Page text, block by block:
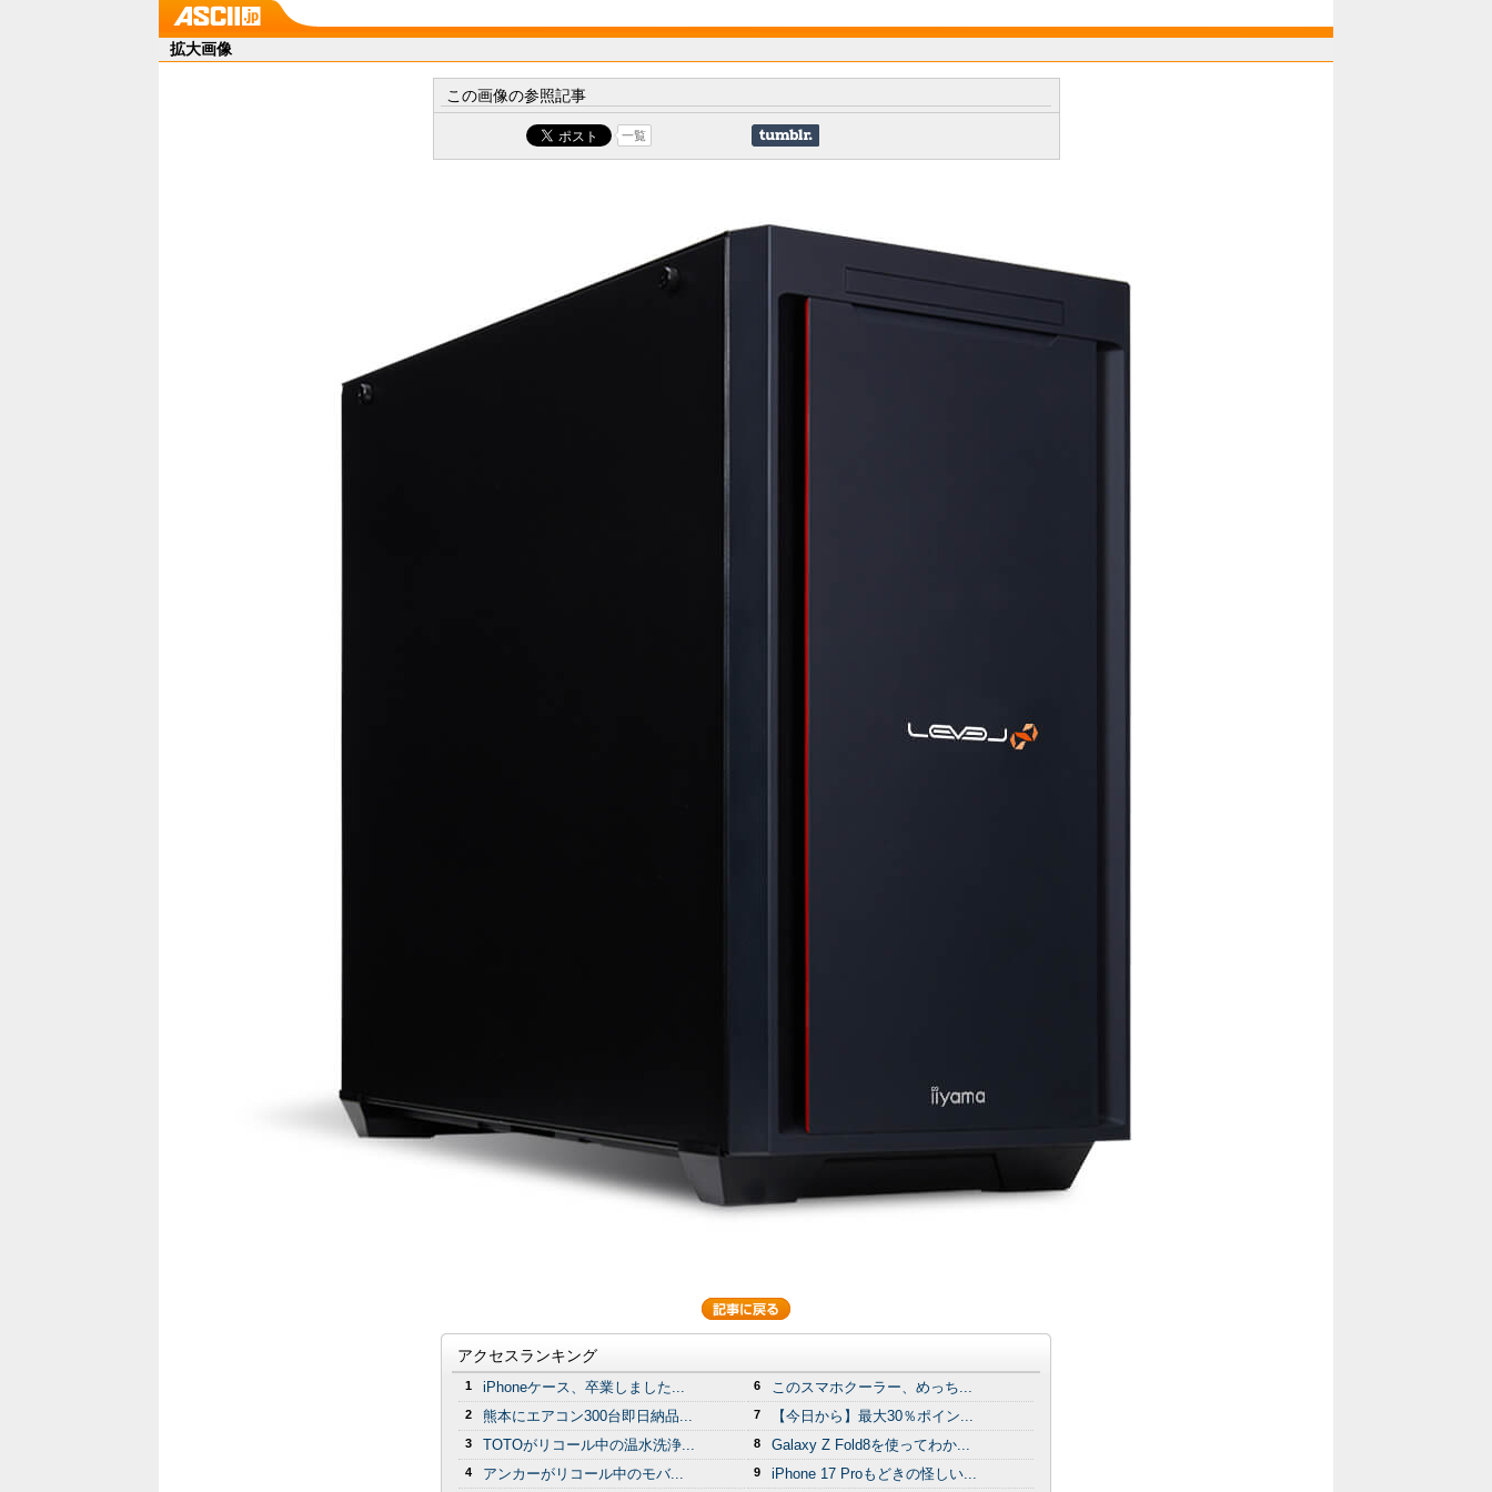
拡大画像
この画像の参照記事
一覧
アクセスランキング
1 iPhoneケース、卒業しました...
2 熊本にエアコン300台即日納品...
3 TOTOがリコール中の温水洗浄...
4 アンカーがリコール中のモバ...
6 このスマホクーラー、めっち...
7 【今日から】最大30％ポイン...
8 Galaxy Z Fold8を使ってわか...
9 iPhone 17 Proもどきの怪しい...